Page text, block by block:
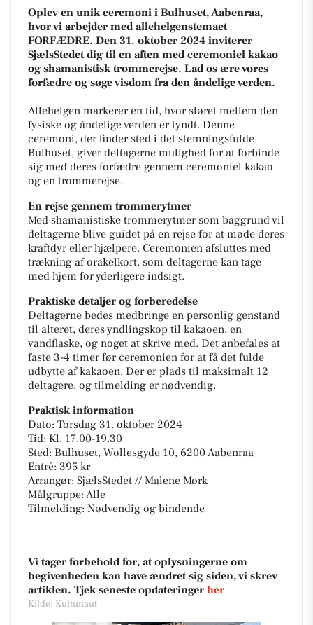
Oplev en unik ceremoni i Bulhuset, Aabenraa,
hvor vi arbejder med allehelgenstemaet
FORFÆDRE. Den 31. oktober 2024 inviterer
SjælsStedet dig til en aften med ceremoniel kakao
og shamanistisk trommerejse. Lad os ære vores
forfædre og søge visdom fra den åndelige verden.
Allehelgen markerer en tid, hvor sløret mellem den
fysiske og åndelige verden er tyndt. Denne
ceremoni, der finder sted i det stemningsfulde
Bulhuset, giver deltagerne mulighed for at forbinde
sig med deres forfædre gennem ceremoniel kakao
og en trommerejse.
En rejse gennem trommerytmer
Med shamanistiske trommerytmer som baggrund vil
deltagerne blive guidet på en rejse for at møde deres
kraftdyr eller hjælpere. Ceremonien afsluttes med
trækning af orakelkort, som deltagerne kan tage
med hjem for yderligere indsigt.
Praktiske detaljer og forberedelse
Deltagerne bedes medbringe en personlig genstand
til alteret, deres yndlingskop til kakaoen, en
vandflaske, og noget at skrive med. Det anbefales at
faste 3-4 timer før ceremonien for at få det fulde
udbytte af kakaoen. Der er plads til maksimalt 12
deltagere, og tilmelding er nødvendig.
Praktisk information
Dato: Torsdag 31. oktober 2024
Tid: Kl. 17.00-19.30
Sted: Bulhuset, Wollesgyde 10, 6200 Aabenraa
Entré: 395 kr
Arrangør: SjælsStedet // Malene Mørk
Målgruppe: Alle
Tilmelding: Nødvendig og bindende
Vi tager forbehold for, at oplysningerne om
begivenheden kan have ændret sig siden, vi skrev
artiklen. Tjek seneste opdateringer her
Kilde: Kultunaut